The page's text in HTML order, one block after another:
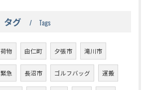
タグ Tags
荷物 由仁町 夕張市 滝川市
緊急 長沼市 ゴルフバッグ 運搬